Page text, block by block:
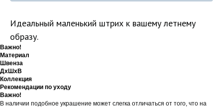
Идеальный маленький штрих к вашему летнему
образу.
Важно!
Материал
Швенза
ДxШxВ
Коллекция
Рекомендации по уходу
Важно!
В наличии подобное украшение может слегка отличаться от того, что на